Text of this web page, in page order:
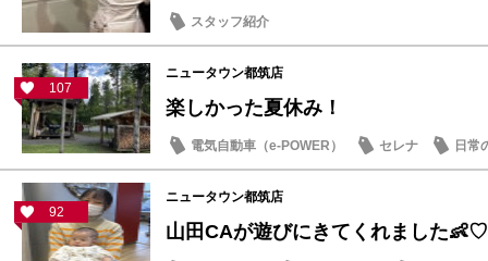
スタッフ紹介
107
ニュータウン都筑店
楽しかった夏休み！
電気自動車（e-POWER） セレナ 日常
92
ニュータウン都筑店
山田CAが遊びにきてくれました👶♡